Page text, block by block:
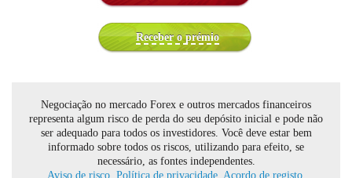
Receber o prémio
Negociação no mercado Forex e outros mercados financeiros
representa algum risco de perda do seu depósito inicial e pode não
ser adequado para todos os investidores. Você deve estar bem
informado sobre todos os riscos, utilizando para efeito, se
necessário, as fontes independentes.
Aviso de risco. Política de privacidade. Acordo de registo.